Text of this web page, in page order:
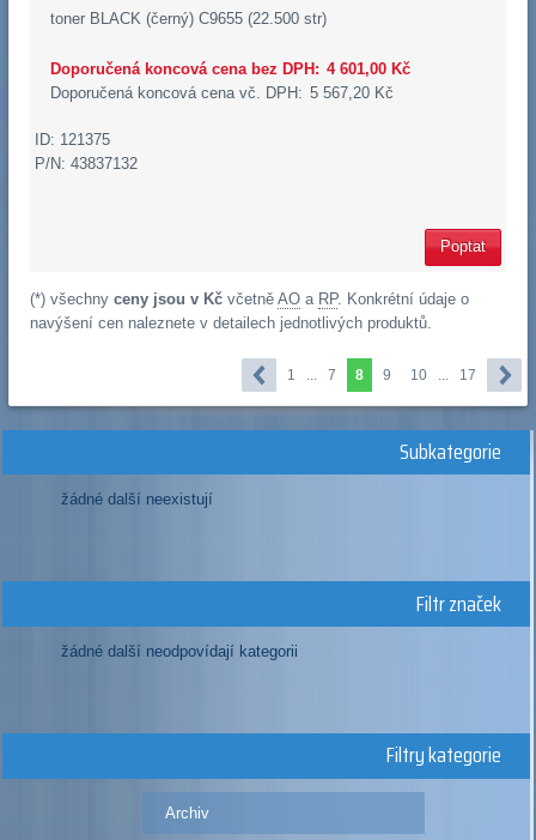
toner BLACK (černý) C9655 (22.500 str)
Doporučená koncová cena bez DPH: 4 601,00 Kč
Doporučená koncová cena vč. DPH: 5 567,20 Kč
ID: 121375
P/N: 43837132
Poptat
(*) všechny ceny jsou v Kčvčetně AOa RP. Konkrétní údaje o
navýšení cen naleznete v detailech jednotlivých produktů.
1 ... 7 8 9 10 ... 17
Subkategorie
žádné další neexistují
Filtr značek
žádné další neodpovídají kategorii
Filtry kategorie
Archiv